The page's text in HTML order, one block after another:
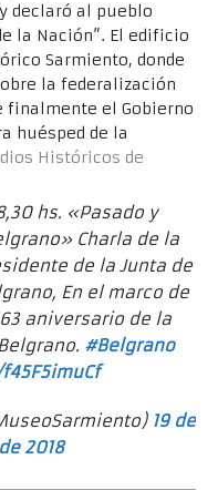
declaró al pueblo
la Nación”. El edificio
Sarmiento, donde
la federalización
finalmente el Gobierno
huésped de la
Históricos de
hs. «Pasado y
Charla de la
de la Junta de
En el marco de
aniversario de la
#Belgrano
19 de
2018